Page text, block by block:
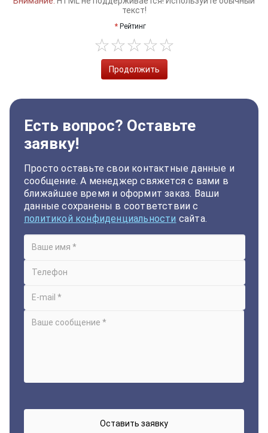
текст!
Рейтинг
Продолжить
Есть вопрос? Оставьте
заявку!
Просто оставьте свои контактные данные и
сообщение. А менеджер свяжется с вами в
ближайшее время и оформит заказ. Ваши
данные сохранены в соответствии с
политикой конфиденциальности сайта.